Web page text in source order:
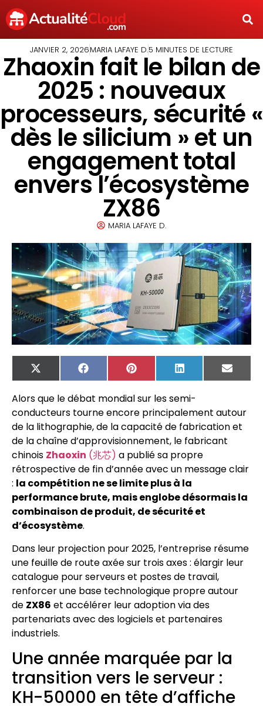
JANVIER 2, 2026MARIA LAFAYE D.5 MINUTES DE LECTURE
Zhaoxin fait le bilan de
2025 : nouveaux
processeurs, sécurité «
dès le silicium » et un
engagement total
envers l’écosystème
ZX86
MARIA LAFAYE D.
X
(Twitter)
FacebookPinterest LinkedIn
Email
Alors que le débat mondial sur les semi-
conducteurs tourne encore principalement autour
de la lithographie, de la capacité de fabrication et
de la chaîne d’approvisionnement, le fabricant
chinois Zhaoxin (兆芯) a publié sa propre
rétrospective de fin d’année avec un message clair
: la compétition ne se limite plus à la
performance brute, mais englobe désormais la
combinaison de produit, de sécurité et
d’écosystème.
Dans leur projection pour 2025, l’entreprise résume
une feuille de route axée sur trois axes : élargir leur
catalogue pour serveurs et postes de travail,
renforcer une base technologique propre autour
de ZX86 et accélérer leur adoption via des
partenariats avec des logiciels et partenaires
industriels.
Une année marquée par la
transition vers le serveur :
KH-50000 en tête d’affiche